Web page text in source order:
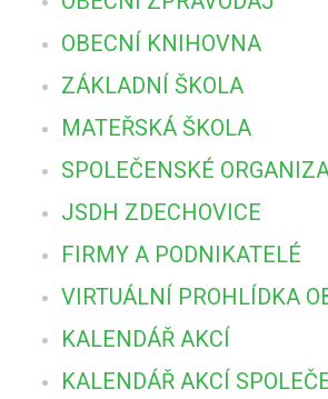
OBECNÍ KNIHOVNA
ZÁKLADNÍ ŠKOLA
MATEŘSKÁ ŠKOLA
SPOLEČENSKÉ
JSDH ZDECHOVICE
FIRMY A PODNIKATELÉ
VIRTUÁLNÍ PROHLÍDKA
KALENDÁŘ AKCÍ
KALENDÁŘ AKCÍ